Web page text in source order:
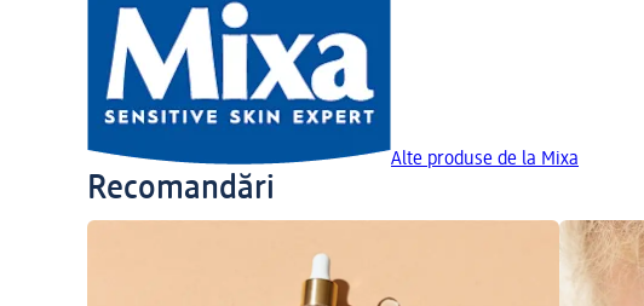
Alte produse de la Mixa
Recomandări